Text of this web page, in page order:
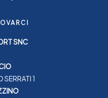
SNC
SERRATI 1